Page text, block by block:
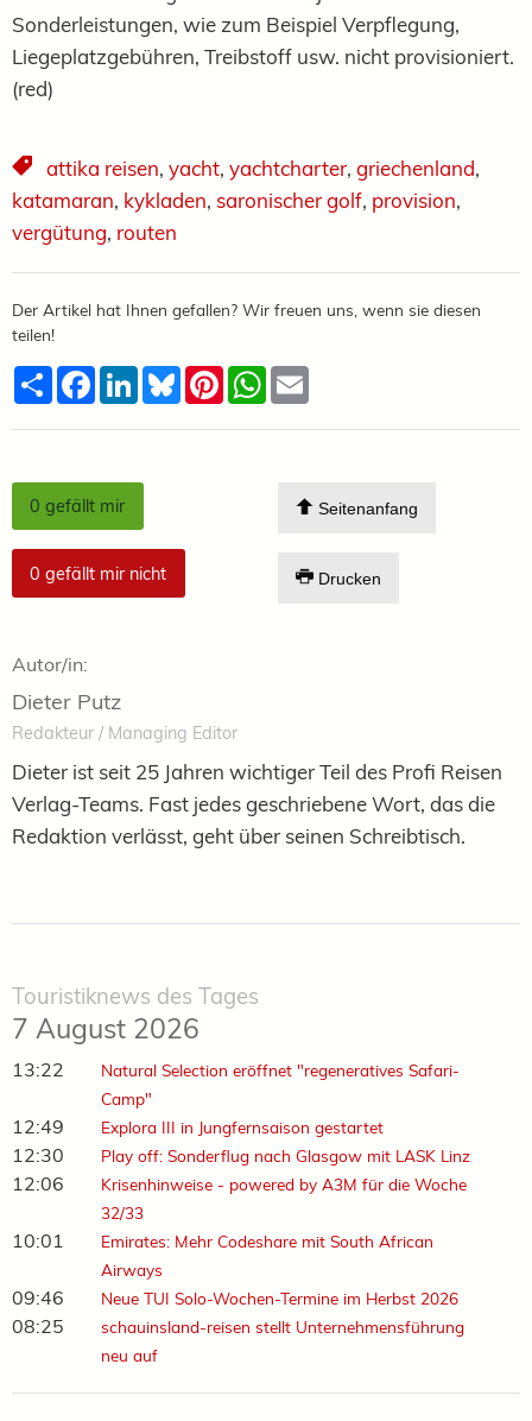
Sonderleistungen, wie zum Beispiel Verpflegung,
Liegeplatzgebühren, Treibstoff usw. nicht provisioniert.
(red)
attika reisen, yacht, yachtcharter, griechenland,
katamaran, kykladen, saronischer golf, provision,
vergütung, routen
Der Artikel hat Ihnen gefallen? Wir freuen uns, wenn sie diesen
teilen!
TeilenFacebook
LinkedInBlueskyPinterestWhatsApp
0 gefällt mir
0 gefällt mir nicht
Seitenanfang
Drucken
Autor/in:
Dieter Putz
Redakteur / Managing Editor
Dieter ist seit 25 Jahren wichtiger Teil des Profi Reisen
Verlag-Teams. Fast jedes geschriebene Wort, das die
Redaktion verlässt, geht über seinen Schreibtisch.
Touristiknews des Tages
7 August 2026
13:22
Natural Selection eröffnet "regeneratives Safari-
Camp"
12:49 Explora III in Jungfernsaison gestartet
12:30 Play off: Sonderflug nach Glasgow mit LASK Linz
12:06
Krisenhinweise - powered by A3M für die Woche
32/33
10:01
Emirates: Mehr Codeshare mit South African
Airways
09:46 Neue TUI Solo-Wochen-Termine im Herbst 2026
08:25
schauinsland-reisen stellt Unternehmensführung
neu auf